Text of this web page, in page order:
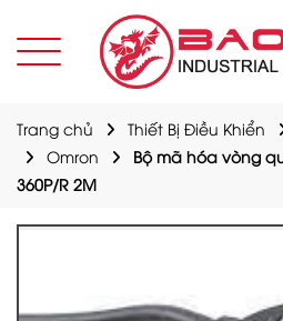
Trang chủ Thiết Bị Điều Khiển
Omron
Bộ mã hóa vòng
360P/R 2M